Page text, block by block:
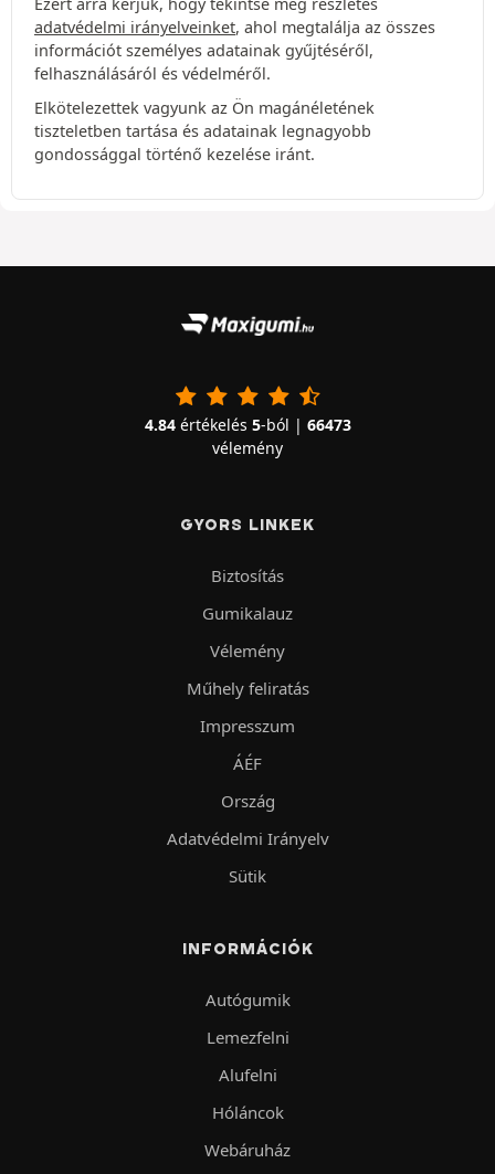
adatvédelmi irányelveinket, ahol megtalálja az összes
információt személyes adatainak gyűjtéséről,
felhasználásáról és védelméről.
Elkötelezettek vagyunk az Ön magánéletének
tiszteletben tartása és adatainak legnagyobb
gondossággal történő kezelése iránt.
4.84értékelés 5-ból | 66473
vélemény
GYORS LINKEK
Biztosítás
Gumikalauz
Vélemény
Műhely feliratás
Impresszum
ÁÉF
Ország
Adatvédelmi Irányelv
Sütik
INFORMÁCIÓK
Autógumik
Lemezfelni
Alufelni
Hóláncok
Webáruház